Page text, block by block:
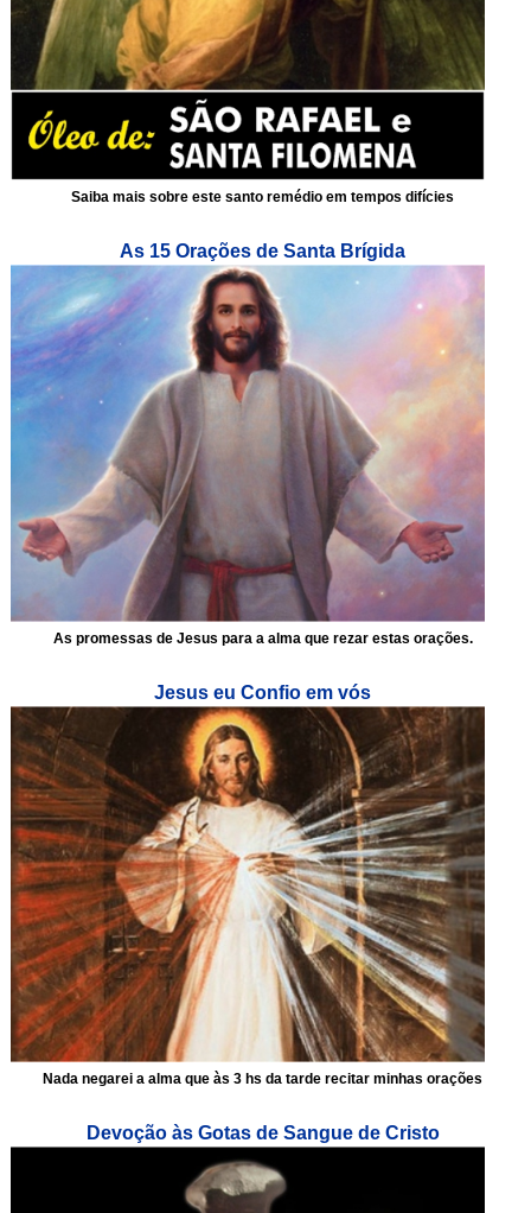
Saiba mais sobre este santo remédio em tempos difícies
As 15 Orações de Santa Brígida
As promessas de Jesus para a alma que rezar estas orações.
Jesus eu Confio em vós
Nada negarei a alma que às 3 hs da tarde recitar minhas orações
Devoção às Gotas de Sangue de Cristo